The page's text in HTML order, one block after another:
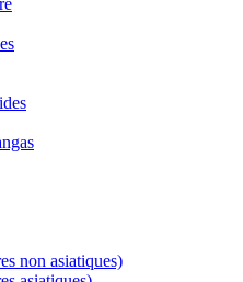
non asiatiques)